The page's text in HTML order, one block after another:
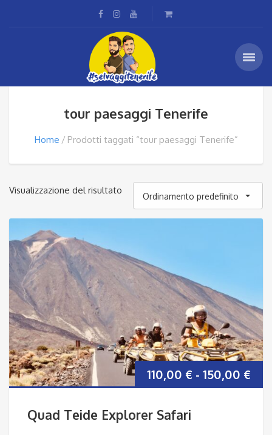
tour paesaggi Tenerife
Home Prodotti taggati “tour paesaggi Tenerife”
Visualizzazione del risultato
Ordinamento predefinito
110,00 € - 150,00 €
Quad Teide Explorer Safari